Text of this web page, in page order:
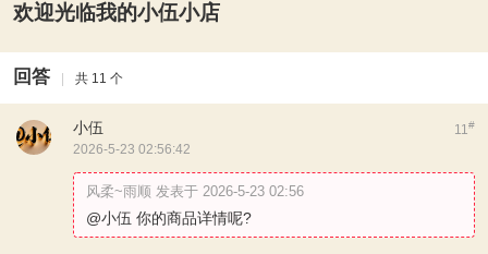
欢迎光临我的小伍小店
回答 共 11 个
11#
小伍
2026-5-23 02:56:42
风柔~雨顺 发表于 2026-5-23 02:56
@小伍 你的商品详情呢?